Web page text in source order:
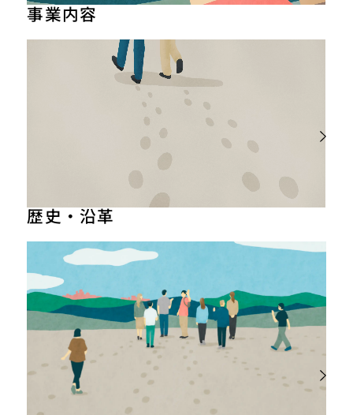
事業内容
事業について
歴史・沿革
沿革
フォトアルバム